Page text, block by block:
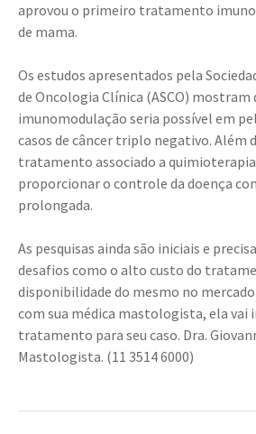
aprovou o primeiro tratamento
de mama.
Os estudos apresentados pela
de Oncologia Clínica (ASCO) mostram
imunomodulação seria possível em
casos de câncer triplo negativo. Além
tratamento associado a
proporcionar o controle da doença
prolongada.
As pesquisas ainda são iniciais e
desafios como o alto custo do
disponibilidade do mesmo no
com sua médica mastologista, ela vai
tratamento para seu caso. Dra.
Mastologista. (11 3514 6000)